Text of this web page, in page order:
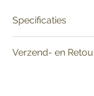
Specificaties
Materiaal:
Verzend- en